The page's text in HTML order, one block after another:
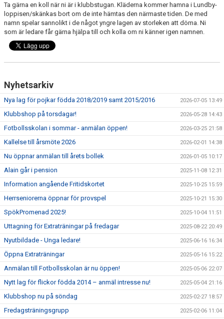
Ta gärna en koll när ni är i klubbstugan. Kläderna kommer hamna i Lundby-
loppisen/skänkas bort om de inte hämtas den närmaste tiden. De med
namn spelar sannolikt i de något yngre lagen av storleken att döma. Ni
som är ledare får gärna hjälpa till och kolla om ni känner igen namnen.
Nyhetsarkiv
Nya lag för pojkar födda 2018/2019 samt 2015/2016 2026-07-05 13:49
Klubbshop på torsdagar! 2026-05-28 14:43
Fotbollsskolan i sommar - anmälan öppen! 2026-03-25 21:58
Kallelse till årsmöte 2026 2026-02-01 14:38
Nu öppnar anmälan till årets bollek 2026-01-05 10:17
Alain går i pension 2025-11-08 12:31
Information angående Fritidskortet 2025-10-25 15:59
Herrseniorerna öppnar för provspel 2025-10-21 15:30
SpökPromenad 2025! 2025-10-04 11:51
Uttagning för Extraträningar på fredagar 2025-08-22 20:49
Nyutbildade - Unga ledare! 2025-06-16 16:34
Öppna Extraträningar 2025-05-16 15:22
Anmälan till Fotbollsskolan är nu öppen! 2025-05-06 22:07
Nytt lag för flickor födda 2014 – anmäl intresse nu! 2025-05-04 21:16
Klubbshop nu på söndag 2025-02-27 18:57
Fredagsträningsgrupp 2025-02-06 11:04